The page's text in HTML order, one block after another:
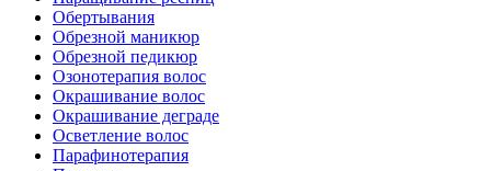
Обертывания
Обрезной маникюр
Обрезной педикюр
Озонотерапия волос
Окрашивание волос
Окрашивание деграде
Осветление волос
Парафинотерапия